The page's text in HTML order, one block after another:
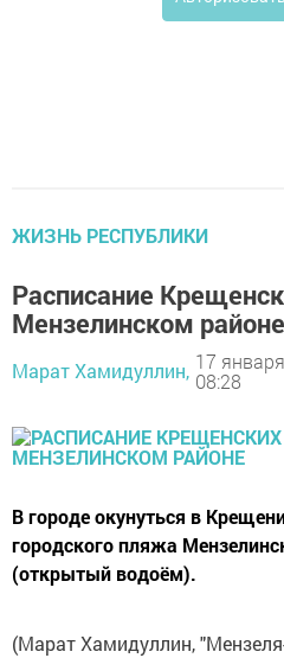
ЖИЗНЬ РЕСПУБЛИКИ
Расписание
Мензелинском районе
Марат Хамидуллин, 17
08:28
В городе окунуться в
городского пляжа
(открытый водоём).
(Марат Хамидуллин,